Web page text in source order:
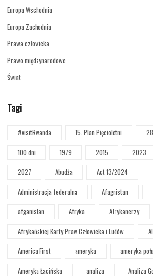
Europa Wschodnia
Europa Zachodnia
Prawa człowieka
Prawo międzynarodowe
Świat
Tagi
#visitRwanda 15. Plan Pięcioletni
100 dni
1979 2015 2023
2027
Abudża
Act 13/2024
Administracja federalna
Afagnistan
afganistan
Afryka
Afrykanerzy
Afrykańskiej Karty Praw Człowieka i Ludów
AI
America First
ameryka
ameryka
Ameryka Łacińska
analiza
Analiza